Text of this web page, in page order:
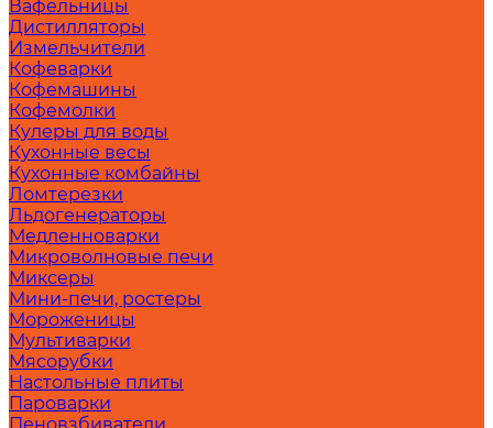
Вафельницы
Дистилляторы
Измельчители
Кофеварки
Кофемашины
Кофемолки
Кулеры для воды
Кухонные весы
Кухонные комбайны
Ломтерезки
Льдогенераторы
Медленноварки
Микроволновые печи
Миксеры
Мини-печи, ростеры
Мороженицы
Мультиварки
Мясорубки
Настольные плиты
Пароварки